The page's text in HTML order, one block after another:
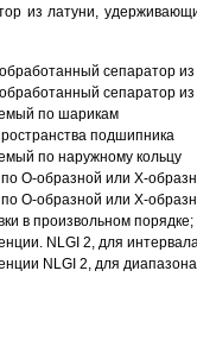
из латуни,
сепаратор из
сепаратор из
по шарикам
подшипника
по наружному кольцу
О-образной или Х-
О-образной или Х-
в произвольном
NLGI 2, для
NLGI 2, для